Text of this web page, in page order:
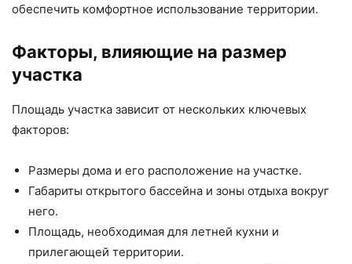
обеспечить комфортное использование территории.
Факторы, влияющие на размер
участка
Площадь участка зависит от нескольких ключевых
факторов:
Размеры дома и его расположение на участке.
Габариты открытого бассейна и зоны отдыха вокруг
него.
Площадь, необходимая для летней кухни и
прилегающей территории.